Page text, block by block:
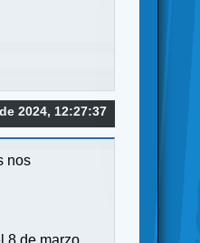
2024, 12:27:37
nos
8 de marzo.